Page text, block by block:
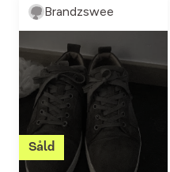
Brandzswee